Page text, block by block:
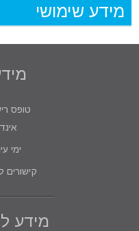
מידע שימושי
טופס
ימי
קישורים
מידע